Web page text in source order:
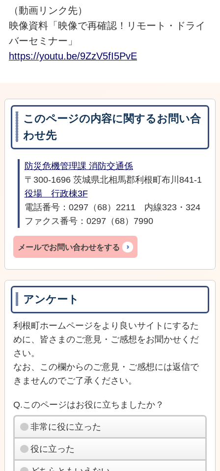
（動画リンク先）
映像資料「映像で再確認！リモート・ドライ
バーセミナー」
https://youtu.be/9ZzV5fI5PvE
このページの内容に関するお問い合
わせ先
防災危機管理課 消防交通係
〒300-1696 茨城県北相馬郡利根町布川841-1
役場 行政棟3F
電話番号：0297（68）2211 内線323・324
ファクス番号：0297（68）7990
メールでお問い合わせをする
アンケート
利根町ホームページをより良いサイトにするた
めに、皆さまのご意見・ご感想をお聞かせくだ
さい。
なお、この欄からのご意見・ご感想には返信で
きませんのでご了承ください。
Q.このページはお役に立ちましたか？
非常に役に立った
役に立った